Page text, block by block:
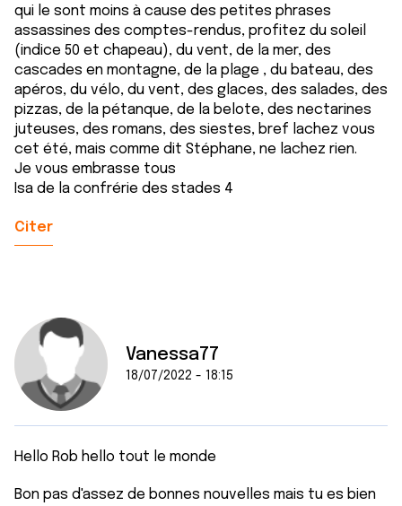
qui le sont moins à cause des petites phrases
assassines des comptes-rendus, profitez du soleil
(indice 50 et chapeau), du vent, de la mer, des
cascades en montagne, de la plage , du bateau, des
apéros, du vélo, du vent, des glaces, des salades, des
pizzas, de la pétanque, de la belote, des nectarines
juteuses, des romans, des siestes, bref lachez vous
cet été, mais comme dit Stéphane, ne lachez rien.
Je vous embrasse tous
Isa de la confrérie des stades 4
Citer
Vanessa77
18/07/2022 - 18:15
Hello Rob hello tout le monde
Bon pas d'assez de bonnes nouvelles mais tu es bien